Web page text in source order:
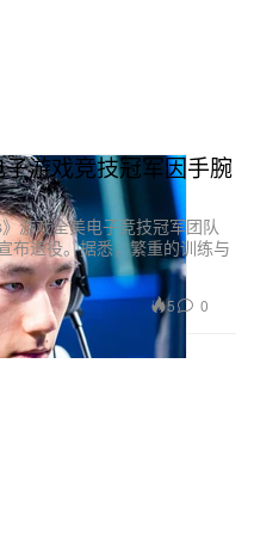
游戏竞技冠军因手腕
游戏全美电子竞技冠军团队
布退役。据悉，繁重的训练与
5 0